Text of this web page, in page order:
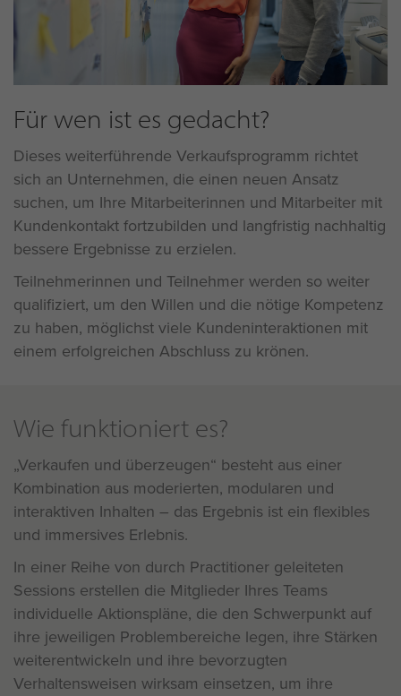
Für wen ist es gedacht?
Dieses weiterführende Verkaufsprogramm richtet
sich an Unternehmen, die einen neuen Ansatz
suchen, um Ihre Mitarbeiterinnen und Mitarbeiter mit
Kundenkontakt fortzubilden und langfristig nachhaltig
bessere Ergebnisse zu erzielen.
Teilnehmerinnen und Teilnehmer werden so weiter
qualifiziert, um den Willen und die nötige Kompetenz
zu haben, möglichst viele Kundeninteraktionen mit
einem erfolgreichen Abschluss zu krönen.
Wie funktioniert es?
Verkaufen und überzeugen“ besteht aus einer
Kombination aus moderierten, modularen und
interaktiven Inhalten – das Ergebnis ist ein flexibles
und immersives Erlebnis.
In einer Reihe von durch Practitioner geleiteten
Sessions erstellen die Mitglieder Ihres Teams
individuelle Aktionspläne, die den Schwerpunkt auf
ihre jeweiligen Problembereiche legen, ihre Stärken
weiterentwickeln und ihre bevorzugten
Verhaltensweisen wirksam einsetzen, um ihre